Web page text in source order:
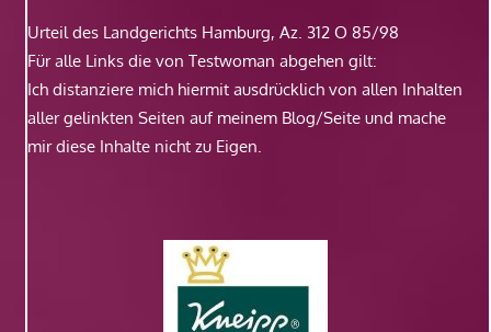
Urteil des Landgerichts Hamburg, Az. 312 O 85/98
Für alle Links die von Testwoman abgehen gilt:
Ich distanziere mich hiermit ausdrücklich von allen Inhalten
aller gelinkten Seiten auf meinem Blog/Seite und mache
mir diese Inhalte nicht zu Eigen.